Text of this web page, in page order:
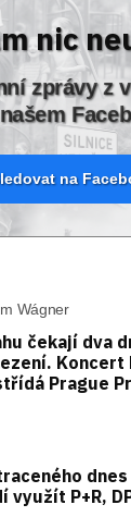
nic
zprávy z
na
Wágner
čekají dva
Koncert
Prague
dnes
využít P+R,